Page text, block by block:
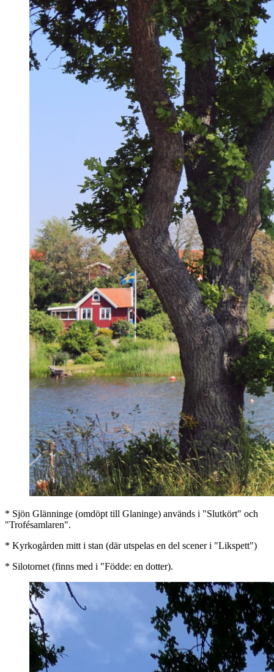
* Sjön Glänninge (omdöpt till Glaninge) används i "Slutkört" och
"Trofésamlaren".
* Kyrkogården mitt i stan (där utspelas en del scener i "Likspett")
* Silotornet (finns med i "Födde: en dotter).